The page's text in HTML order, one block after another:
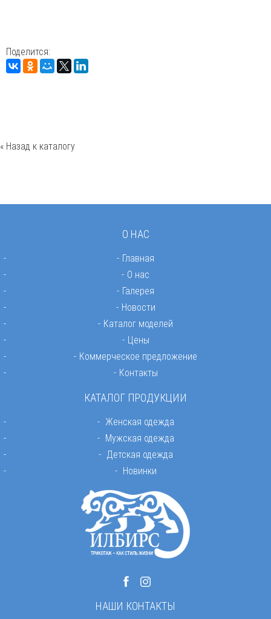
Поделится:
« Назад к каталогу
О НАС
Главная
О нас
Галерея
Новости
Каталог моделей
Цены
Коммерческое предложение
Контакты
КАТАЛОГ ПРОДУКЦИИ
Женская одежда
Мужская одежда
Детская одежда
Новинки
НАШИ КОНТАКТЫ